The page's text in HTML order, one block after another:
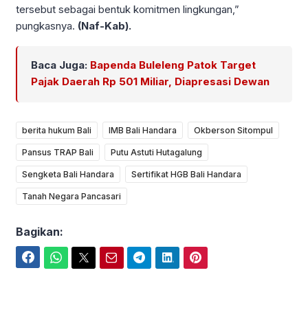
tersebut sebagai bentuk komitmen lingkungan,”
pungkasnya. (Naf-Kab).
Baca Juga: Bapenda Buleleng Patok Target
Pajak Daerah Rp 501 Miliar, Diapresasi Dewan
berita hukum Bali IMB Bali Handara Okberson Sitompul
Pansus TRAP Bali Putu Astuti Hutagalung
Sengketa Bali Handara Sertifikat HGB Bali Handara
Tanah Negara Pancasari
Bagikan: